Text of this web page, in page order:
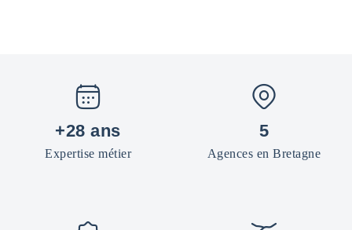
+28 ans
Expertise métier
5
Agences en Bretagne